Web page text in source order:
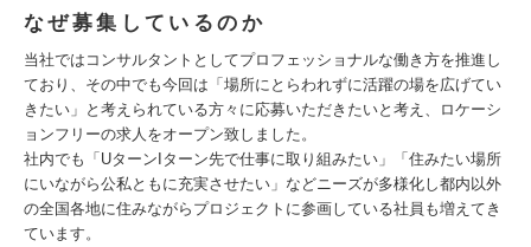
なぜ募集しているのか
当社ではコンサルタントとしてプロフェッショナルな働き方を推進し
ており、その中でも今回は「場所にとらわれずに活躍の場を広げてい
きたい」と考えられている方々に応募いただきたいと考え、ロケーシ
ョンフリーの求人をオープン致しました。
社内でも「UターンIターン先で仕事に取り組みたい」「住みたい場所
にいながら公私ともに充実させたい」などニーズが多様化し都内以外
の全国各地に住みながらプロジェクトに参画している社員も増えてき
ています。